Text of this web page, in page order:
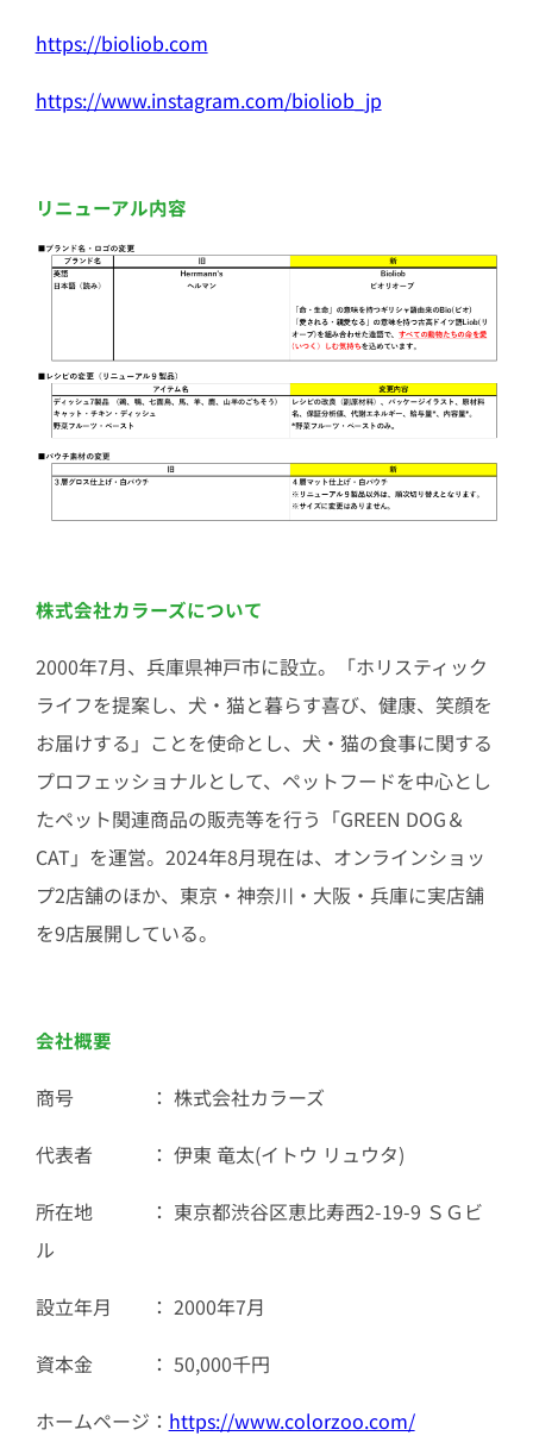
https://bioliob.com
https://www.instagram.com/bioliob_jp
リニューアル内容
株式会社カラーズについて
2000年7月、兵庫県神戸市に設立。「ホリスティック
ライフを提案し、犬・猫と暮らす喜び、健康、笑顔を
お届けする」ことを使命とし、犬・猫の食事に関する
プロフェッショナルとして、ペットフードを中心とし
たペット関連商品の販売等を行う「GREEN DOG＆
CAT」を運営。2024年8月現在は、オンラインショッ
プ2店舗のほか、東京・神奈川・大阪・兵庫に実店舗
を9店展開している。
会社概要
商号 ： 株式会社カラーズ
代表者 ： 伊東 竜太(イトウ リュウタ)
所在地 ： 東京都渋谷区恵比寿西2-19-9 ＳＧビ
ル
設立年月 ： 2000年7月
資本金 ： 50,000千円
ホームページ： https://www.colorzoo.com/